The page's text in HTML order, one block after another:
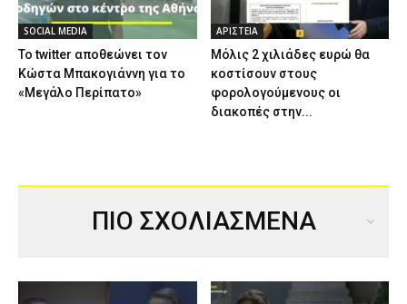
SOCIAL MEDIA
Το twitter αποθεώνει τον
Κώστα Μπακογιάννη για το
«Μεγάλο Περίπατο»
ΑΡΙΣΤΕΙΑ
Μόλις 2 χιλιάδες ευρώ θα
κοστίσουν στους
φορολογούμενους οι
διακοπές στην...
ΠΙΟ ΣΧΟΛΙΑΣΜΕΝΑ